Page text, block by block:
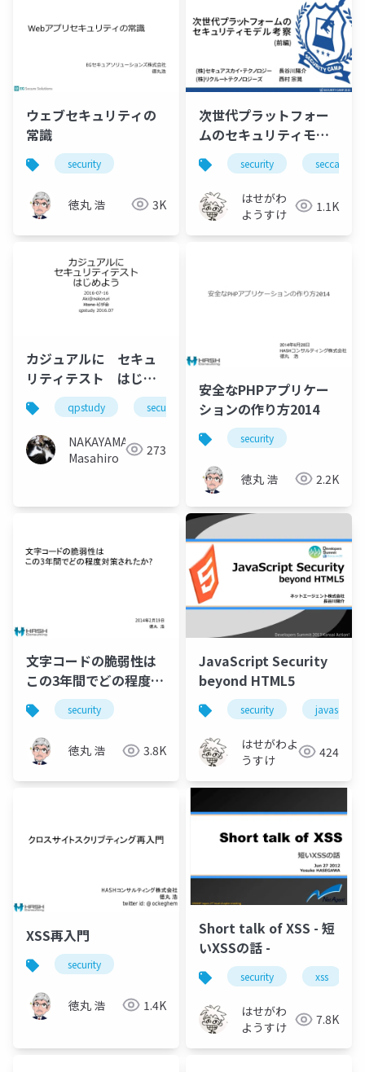
ウェブセキュリティの
常識
security
徳丸 浩 3K
次世代プラットフォー
ムのセキュリティモデ
ル考察(前編)
security seccamp
はせがわ
ようすけ
1.1K
カジュアルに セキュ
リティテスト はじめ
よう #qpstudy
qpstudy security xss
NAKAYAMA
Masahiro
273
安全なPHPアプリケー
ションの作り方2014
security
徳丸 浩 2.2K
文字コードの脆弱性は
この3年間でどの程度対
策されたか?
security
徳丸 浩 3.8K
JavaScript Security
beyond HTML5
security javascript
はせがわよ
うすけ
424
XSS再入門
security
徳丸 浩 1.4K
Short talk of XSS - 短
いXSSの話 -
security xss
はせがわ
ようすけ
7.8K